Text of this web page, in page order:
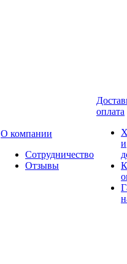
О компании
Сотрудничество
Отзывы
оплата
и